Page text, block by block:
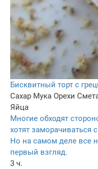
Бисквитный торт с
Сахар Мука Орехи
Яйца
Многие обходят
хотят заморачиваться
Но на самом деле все
первый взгляд.
3 ч.